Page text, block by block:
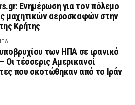
Ενημέρωση για τον πόλεμο
μαχητικών αεροσκαφών στην
Κρήτης
των ΗΠΑ σε ιρανικό
Οι τέσσερις Αμερικανοί
που σκοτώθηκαν από το Ιράν